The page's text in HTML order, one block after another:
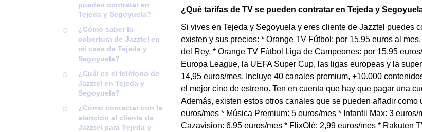
pueden contratar en
Tejeda y Segoyuela?
¿Cómo saber la
cobertura de Jazztel en
mi casa de Tejeda y
Segoyuela?
¿Cuál es el teléfono de
Jazztel en Tejeda y
Segoyuela?
¿Cómo contactar con la
atención al cliente de
Jazztel para Tejeda y
¿Qué tarifas de TV se pueden contratar en Tejeda y
Si vives en Tejeda y Segoyuela y eres cliente de Jazztel puedes
existen y sus precios: * Orange TV Fútbol: por 15,95 euros al
del Rey. * Orange TV Fútbol Liga de Campeones: por 15,95
Europa League, la UEFA Super Cup, las ligas europeas y la
14,95 euros/mes. Incluye 40 canales premium, +10.000
el mejor cine de estreno. Ten en cuenta que hay que pagar una
Además, existen estos otros canales que se pueden añadir
euros/mes * Música Premium: 5 euros/mes * Infantil Max: 3
Cazavision: 6,95 euros/mes * FlixOlé: 2,99 euros/mes * Rakuten